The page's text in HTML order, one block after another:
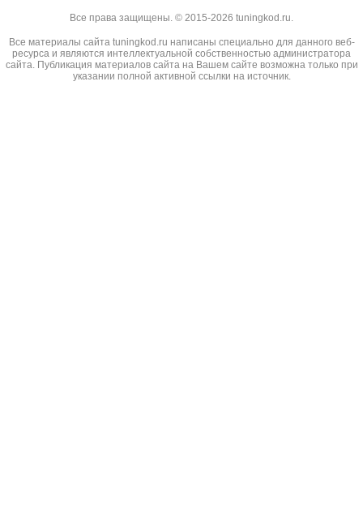
Все права защищены. © 2015-2026 tuningkod.ru.
Все материалы сайта tuningkod.ru написаны специально для данного веб-
ресурса и являются интеллектуальной собственностью администратора
сайта. Публикация материалов сайта на Вашем сайте возможна только при
указании полной активной ссылки на источник.